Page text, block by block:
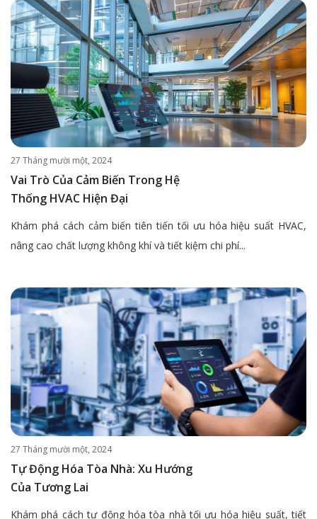
27 Tháng mười một, 2024
Vai Trò Của Cảm Biến Trong Hệ
Thống HVAC Hiện Đại
Khám phá cách cảm biến tiên tiến tối ưu hóa hiệu suất HVAC,
nâng cao chất lượng không khí và tiết kiệm chi phí...
27 Tháng mười một, 2024
Tự Động Hóa Tòa Nhà: Xu Hướng
Của Tương Lai
Khám phá cách tự động hóa tòa nhà tối ưu hóa hiệu suất, tiết